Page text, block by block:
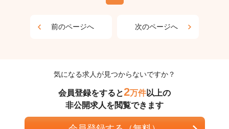
前のページへ 次のページへ
気になる求人が見つからないですか？
会員登録をすると2万件以上の
非公開求人を閲覧できます